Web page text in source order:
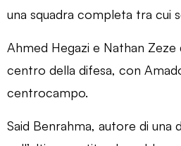
una squadra completa tra cui
Ahmed Hegazi e Nathan
centro della difesa, con
centrocampo.
Said Benrahma, autore di una